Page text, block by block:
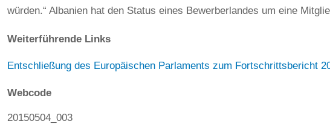
würden.“ Albanien hat den Status eines Bewerberlandes um eine
Weiterführende Links
Entschließung des Europäischen Parlaments zum Fortschrittsbericht
Webcode
20150504_003